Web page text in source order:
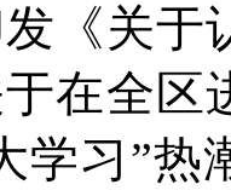
《关于
在全区
学习”